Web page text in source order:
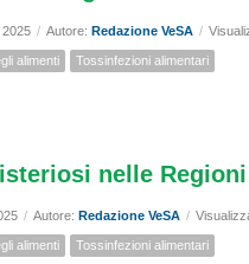
/ Autore: Redazione VeSA /
alimenti Tossinfezioni alimentari
nelle
/ Autore: Redazione VeSA /
alimenti Tossinfezioni alimentari